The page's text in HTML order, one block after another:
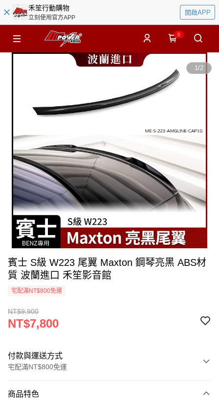
禾笙行動購物
立刻使用官方APP
開啟APP
0
1/2
賓士 S級 W223 尾翼 Maxton 鋼琴亮黑 ABS材
質 波蘭進口 禾笙影音館
宅配滿NT$800免運
NT$9,900
NT$7,800
付款與運送方式
宅配滿NT$800免運
信用卡一次付款
商品特色